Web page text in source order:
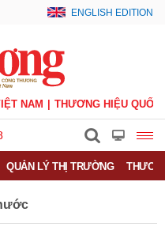
ENGLISH EDITION
NAM THƯƠNG HIỆU QUỐC
QUẢN LÝ THỊ TRƯỜNG